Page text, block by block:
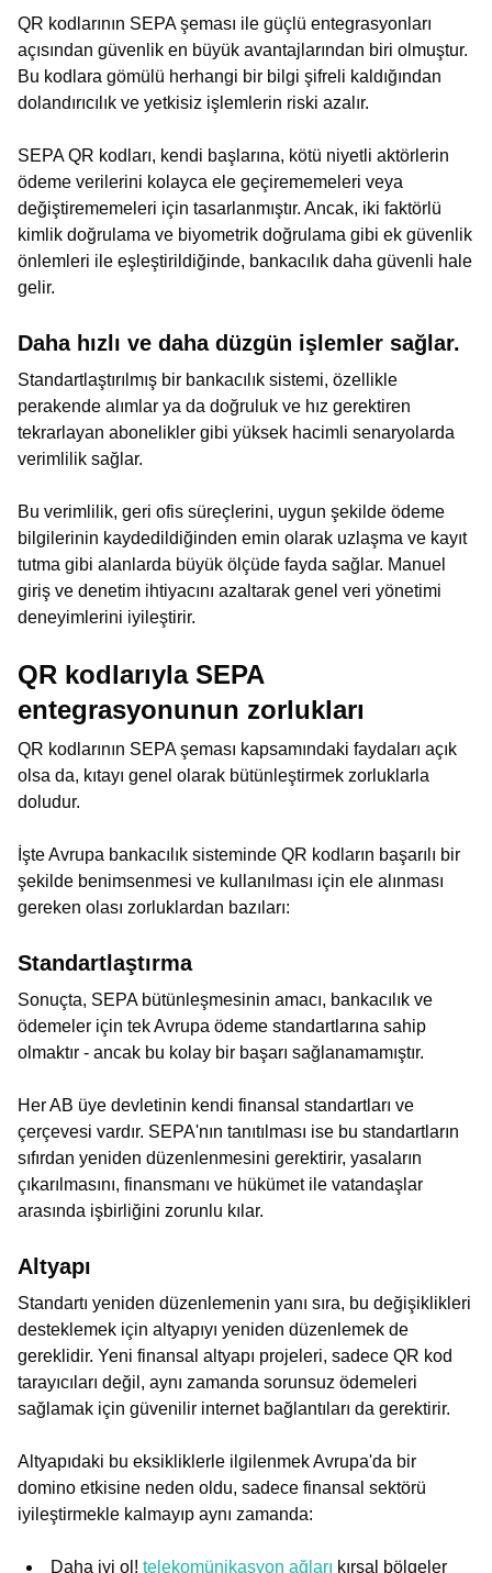
QR kodlarının SEPA şeması ile güçlü entegrasyonları
açısından güvenlik en büyük avantajlarından biri olmuştur.
Bu kodlara gömülü herhangi bir bilgi şifreli kaldığından
dolandırıcılık ve yetkisiz işlemlerin riski azalır.
SEPA QR kodları, kendi başlarına, kötü niyetli aktörlerin
ödeme verilerini kolayca ele geçirememeleri veya
değiştirememeleri için tasarlanmıştır. Ancak, iki faktörlü
kimlik doğrulama ve biyometrik doğrulama gibi ek güvenlik
önlemleri ile eşleştirildiğinde, bankacılık daha güvenli hale
gelir.
Daha hızlı ve daha düzgün işlemler sağlar.
Standartlaştırılmış bir bankacılık sistemi, özellikle
perakende alımlar ya da doğruluk ve hız gerektiren
tekrarlayan abonelikler gibi yüksek hacimli senaryolarda
verimlilik sağlar.
Bu verimlilik, geri ofis süreçlerini, uygun şekilde ödeme
bilgilerinin kaydedildiğinden emin olarak uzlaşma ve kayıt
tutma gibi alanlarda büyük ölçüde fayda sağlar. Manuel
giriş ve denetim ihtiyacını azaltarak genel veri yönetimi
deneyimlerini iyileştirir.
QR kodlarıyla SEPA
entegrasyonunun zorlukları
QR kodlarının SEPA şeması kapsamındaki faydaları açık
olsa da, kıtayı genel olarak bütünleştirmek zorluklarla
doludur.
İşte Avrupa bankacılık sisteminde QR kodların başarılı bir
şekilde benimsenmesi ve kullanılması için ele alınması
gereken olası zorluklardan bazıları:
Standartlaştırma
Sonuçta, SEPA bütünleşmesinin amacı, bankacılık ve
ödemeler için tek Avrupa ödeme standartlarına sahip
olmaktır - ancak bu kolay bir başarı sağlanamamıştır.
Her AB üye devletinin kendi finansal standartları ve
çerçevesi vardır. SEPA'nın tanıtılması ise bu standartların
sıfırdan yeniden düzenlenmesini gerektirir, yasaların
çıkarılmasını, finansmanı ve hükümet ile vatandaşlar
arasında işbirliğini zorunlu kılar.
Altyapı
Standartı yeniden düzenlemenin yanı sıra, bu değişiklikleri
desteklemek için altyapıyı yeniden düzenlemek de
gereklidir. Yeni finansal altyapı projeleri, sadece QR kod
tarayıcıları değil, aynı zamanda sorunsuz ödemeleri
sağlamak için güvenilir internet bağlantıları da gerektirir.
Altyapıdaki bu eksikliklerle ilgilenmek Avrupa'da bir
domino etkisine neden oldu, sadece finansal sektörü
iyileştirmekle kalmayıp aynı zamanda:
Daha iyi ol! telekomünikasyon ağları kırsal bölgeler